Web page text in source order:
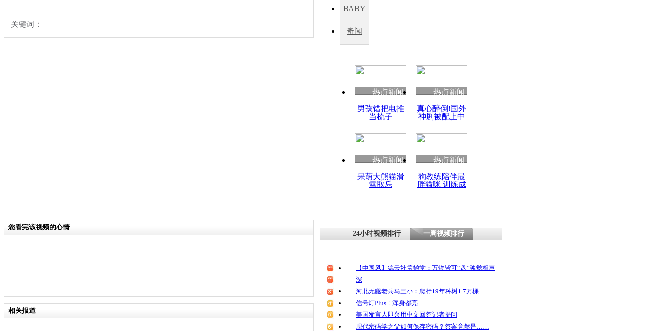
因
度苗族花山节
魂
关键词：
BABY
秀
奇闻
热点新闻
男孩错把电推
当梳子
热点新闻
真心醉倒!国外
神剧被配上中
热点新闻
呆萌大熊猫滑
雪取乐
热点新闻
狗教练陪伴最
胖猫咪 训练成
您看完该视频的心情
相关报道
24小时视频排行 一周视频排行
【中国风】德云社孟鹤堂：万物皆可“盘”独觉相声
深
河北无腿老兵马三小：爬行19年种树1.7万棵
信号灯Plus！浑身都亮
美国发言人即兴用中文回答记者提问
现代密码学之父如何保存密码？答案竟然是……